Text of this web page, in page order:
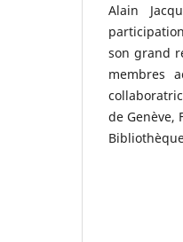
Alain
son grand
membres
de Genève,